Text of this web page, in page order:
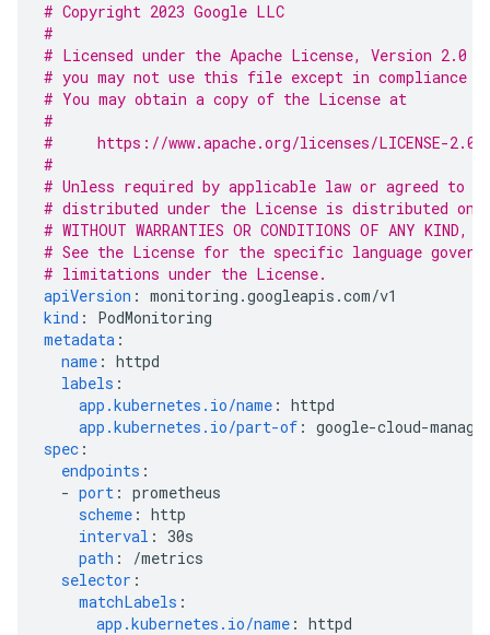
# Copyright 2023 Google LLC
#
# Licensed under the Apache License, Version
# you may not use this file except in compliance
# You may obtain a copy of the License at
#
#     https://www.apache.org/licenses/LICENSE-2.0
#
# Unless required by applicable law or agreed to
# distributed under the License is distributed on
# WITHOUT WARRANTIES OR CONDITIONS OF ANY
# See the License for the specific language
# limitations under the License.
apiVersion : monitoring.googleapis.com/v1
kind :
PodMonitoring
metadata :
name : httpd
labels :
app.kubernetes.io/name : httpd
app.kubernetes.io/part-of : google-cloud-
spec :
endpoints :
- port : prometheus
scheme : http
interval :
30s
path :
/metrics
selector :
matchLabels :
app.kubernetes.io/name : httpd